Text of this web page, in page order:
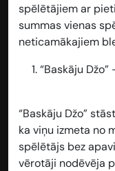
spēlētājiem ar
summas vienas
neticamākajiem
1.“Baskāju
“Baskāju Džo”
ka viņu izmeta no
spēlētājs bez
vērotāji nodēvēja